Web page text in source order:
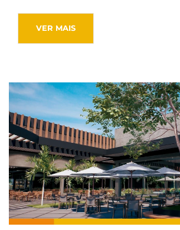
VER MAIS